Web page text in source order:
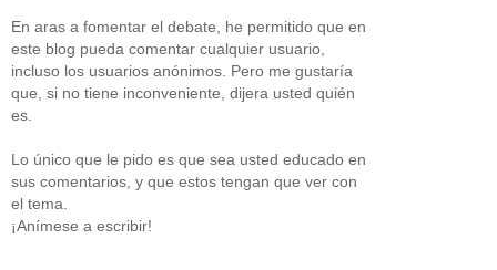
En aras a fomentar el debate, he permitido que en
este blog pueda comentar cualquier usuario,
incluso los usuarios anónimos. Pero me gustaría
que, si no tiene inconveniente, dijera usted quién
es.
Lo único que le pido es que sea usted educado en
sus comentarios, y que estos tengan que ver con
el tema.
¡Anímese a escribir!